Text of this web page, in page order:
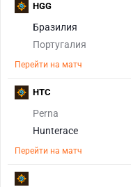
Бразилия
Португалия
Перейти на матч
HGG
Perna
Hunterace
Перейти на матч
HTC